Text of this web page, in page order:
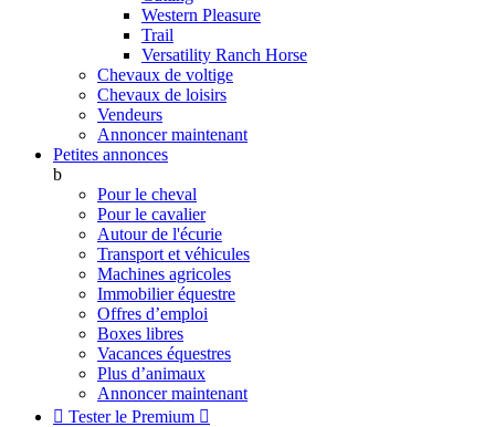
Western Pleasure
Trail
Versatility Ranch Horse
Chevaux de voltige
Chevaux de loisirs
Vendeurs
Annoncer maintenant
Petites annonces
b
Pour le cheval
Pour le cavalier
Autour de l'écurie
Transport et véhicules
Machines agricoles
Immobilier équestre
Offres d’emploi
Boxes libres
Vacances équestres
Plus d’animaux
Annoncer maintenant
 Tester le Premium 